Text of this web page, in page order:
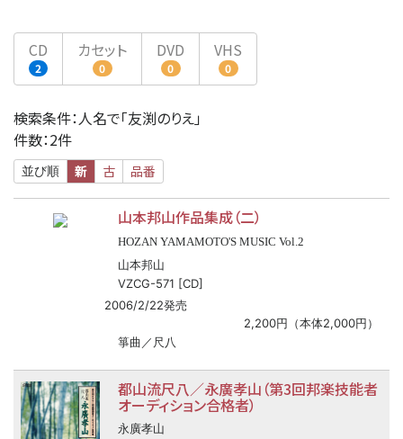
CD
2
カセット
0
DVD
0
VHS
0
検索条件：人名で「友渕のりえ」
件数：2件
並び順 新 古 品番
山本邦山作品集成（二）
HOZAN YAMAMOTO'S MUSIC Vol.2
山本邦山
VZCG-571 [CD]
2006/2/22発売
2,200円（本体2,000円）
箏曲／尺八
都山流尺八／永廣孝山（第3回邦楽技能者
オーディション合格者）
永廣孝山